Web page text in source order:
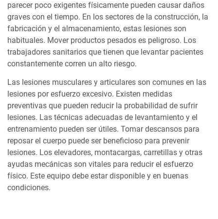
parecer poco exigentes físicamente pueden causar daños
graves con el tiempo. En los sectores de la construcción, la
fabricación y el almacenamiento, estas lesiones son
habituales. Mover productos pesados es peligroso. Los
trabajadores sanitarios que tienen que levantar pacientes
constantemente corren un alto riesgo.
Las lesiones musculares y articulares son comunes en las
lesiones por esfuerzo excesivo. Existen medidas
preventivas que pueden reducir la probabilidad de sufrir
lesiones. Las técnicas adecuadas de levantamiento y el
entrenamiento pueden ser útiles. Tomar descansos para
reposar el cuerpo puede ser beneficioso para prevenir
lesiones. Los elevadores, montacargas, carretillas y otras
ayudas mecánicas son vitales para reducir el esfuerzo
físico. Este equipo debe estar disponible y en buenas
condiciones.